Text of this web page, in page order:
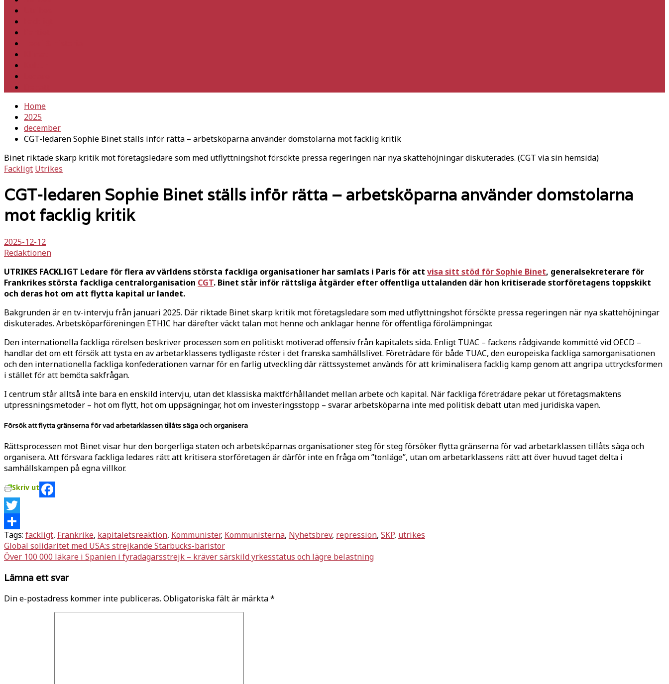
Home
2025
december
CGT-ledaren Sophie Binet ställs inför rätta – arbetsköparna använder domstolarna mot facklig kritik
Binet riktade skarp kritik mot företagsledare som med utflyttningshot försökte pressa regeringen när nya skattehöjningar diskuterades. (CGT via sin hemsida)
Fackligt Utrikes
CGT-ledaren Sophie Binet ställs inför rätta – arbetsköparna använder domstolarna
mot facklig kritik
2025-12-12
Redaktionen
UTRIKES FACKLIGT Ledare för flera av världens största fackliga organisationer har samlats i Paris för att visa sitt stöd för Sophie Binet, generalsekreterare för
Frankrikes största fackliga centralorganisation CGT. Binet står inför rättsliga åtgärder efter offentliga uttalanden där hon kritiserade storföretagens toppskikt
och deras hot om att flytta kapital ur landet.
Bakgrunden är en tv-intervju från januari 2025. Där riktade Binet skarp kritik mot företagsledare som med utflyttningshot försökte pressa regeringen när nya skattehöjningar
diskuterades. Arbetsköparföreningen ETHIC har därefter väckt talan mot henne och anklagar henne för offentliga förolämpningar.
Den internationella fackliga rörelsen beskriver processen som en politiskt motiverad offensiv från kapitalets sida. Enligt TUAC – fackens rådgivande kommitté vid OECD –
handlar det om ett försök att tysta en av arbetarklassens tydligaste röster i det franska samhällslivet. Företrädare för både TUAC, den europeiska fackliga samorganisationen
och den internationella fackliga konfederationen varnar för en farlig utveckling där rättssystemet används för att kriminalisera facklig kamp genom att angripa uttrycksformen
i stället för att bemöta sakfrågan.
I centrum står alltså inte bara en enskild intervju, utan det klassiska maktförhållandet mellan arbete och kapital. När fackliga företrädare pekar ut företagsmaktens
utpressningsmetoder – hot om flytt, hot om uppsägningar, hot om investeringsstopp – svarar arbetsköparna inte med politisk debatt utan med juridiska vapen.
Försök att flytta gränserna för vad arbetarklassen tillåts säga och organisera
Rättsprocessen mot Binet visar hur den borgerliga staten och arbetsköparnas organisationer steg för steg försöker flytta gränserna för vad arbetarklassen tillåts säga och
organisera. Att försvara fackliga ledares rätt att kritisera storföretagen är därför inte en fråga om ”tonläge”, utan om arbetarklassens rätt att över huvud taget delta i
samhällskampen på egna villkor.
Skriv ut
Facebook
Twitter
Dela
Tags: fackligt, Frankrike, kapitaletsreaktion, Kommunister, Kommunisterna, Nyhetsbrev, repression, SKP, utrikes
Inläggsnavigering
Global solidaritet med USA:s strejkande Starbucks-baristor
Över 100 000 läkare i Spanien i fyradagarsstrejk – kräver särskild yrkesstatus och lägre belastning
Lämna ett svar
Din e-postadress kommer inte publiceras. Obligatoriska fält är märkta*